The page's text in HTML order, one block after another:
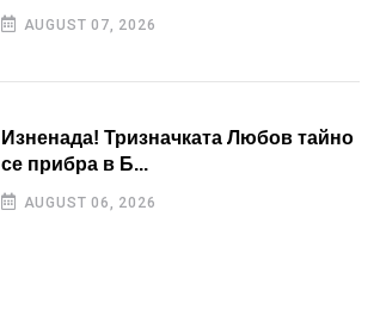
AUGUST 07, 2026
Изненада! Тризначката Любов тайно
се прибра в Б...
AUGUST 06, 2026